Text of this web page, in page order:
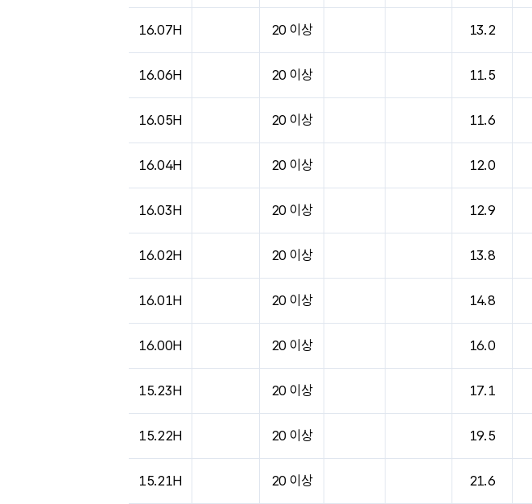
16.07H 20 이상 13.2
16.06H 20 이상 11.5
16.05H 20 이상 11.6
16.04H 20 이상 12.0
16.03H 20 이상 12.9
16.02H 20 이상 13.8
16.01H 20 이상 14.8
16.00H 20 이상 16.0
15.23H 20 이상 17.1
15.22H 20 이상 19.5
15.21H 20 이상 21.6